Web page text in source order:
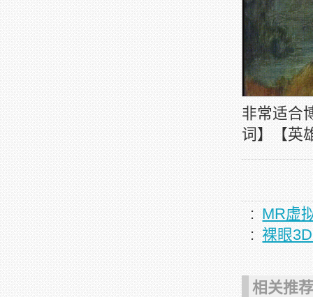
非常适合
词】【英
: MR虚
: 裸眼
相关推荐